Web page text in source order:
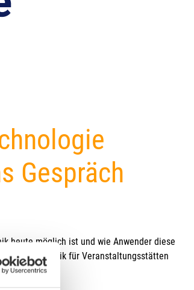
Gespräch
heute möglich ist und wie Anwender diese
hin zu Technik für Veranstaltungsstätten